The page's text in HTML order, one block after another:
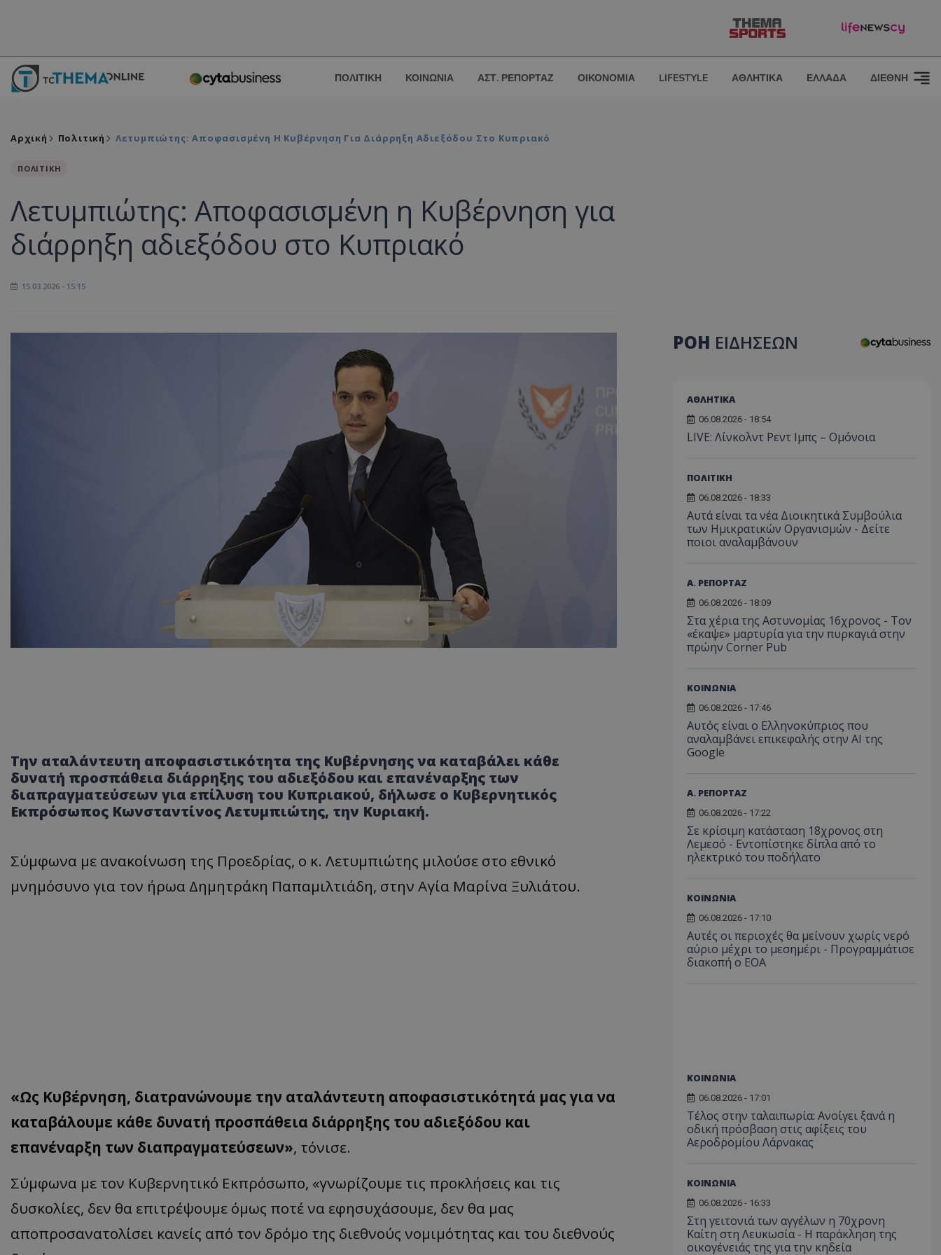
ΠΟΛΙΤΙΚΗ ΚΟΙΝΩΝΙΑ ΑΣΤ. ΡΕΠΟΡΤΑΖ ΟΙΚΟΝΟΜΙΑ LIFESTYLE ΑΘΛΗΤΙΚΑ ΕΛΛΑΔΑ ΔΙΕΘΝΗ
Αρχική Πολιτική Λετυμπιώτης: Αποφασισμένη Η Κυβέρνηση Για Διάρρηξη Αδιεξόδου Στο Κυπριακό
ΠΟΛΙΤΙΚΗ
Λετυμπιώτης: Αποφασισμένη η Κυβέρνηση για
διάρρηξη αδιεξόδου στο Κυπριακό
15.03.2026 - 15:15
Την αταλάντευτη αποφασιστικότητα της Κυβέρνησης να καταβάλει κάθε
δυνατή προσπάθεια διάρρηξης του αδιεξόδου και επανέναρξης των
διαπραγματεύσεων για επίλυση του Κυπριακού, δήλωσε ο Κυβερνητικός
Εκπρόσωπος Κωνσταντίνος Λετυμπιώτης, την Κυριακή.
Σύμφωνα με ανακοίνωση της Προεδρίας, ο κ. Λετυμπιώτης μιλούσε στο εθνικό
μνημόσυνο για τον ήρωα Δημητράκη Παπαμιλτιάδη, στην Αγία Μαρίνα Ξυλιάτου.
«Ως Κυβέρνηση, διατρανώνουμε την αταλάντευτη αποφασιστικότητά μας για να
καταβάλουμε κάθε δυνατή προσπάθεια διάρρηξης του αδιεξόδου και
επανέναρξη των διαπραγματεύσεων», τόνισε.
Σύμφωνα με τον Κυβερνητικό Εκπρόσωπο, «γνωρίζουμε τις προκλήσεις και τις
δυσκολίες, δεν θα επιτρέψουμε όμως ποτέ να εφησυχάσουμε, δεν θα μας
αποπροσανατολίσει κανείς από τον δρόμο της διεθνούς νομιμότητας και του διεθνούς
ΡΟΗ ΕΙΔΗΣΕΩΝ
ΑΘΛΗΤΙΚΑ
06.08.2026 - 18:54
LIVE: Λίνκολντ Ρεντ Ιμπς – Ομόνοια
ΠΟΛΙΤΙΚΗ
06.08.2026 - 18:33
Αυτά είναι τα νέα Διοικητικά Συμβούλια
των Ημικρατικών Οργανισμών - Δείτε
ποιοι αναλαμβάνουν
Α. ΡΕΠΟΡΤΑΖ
06.08.2026 - 18:09
Στα χέρια της Αστυνομίας 16χρονος - Τον
«έκαψε» μαρτυρία για την πυρκαγιά στην
πρώην Corner Pub
ΚΟΙΝΩΝΙΑ
06.08.2026 - 17:46
Αυτός είναι ο Ελληνοκύπριος που
αναλαμβάνει επικεφαλής στην ΑΙ της
Google
Α. ΡΕΠΟΡΤΑΖ
06.08.2026 - 17:22
Σε κρίσιμη κατάσταση 18χρονος στη
Λεμεσό - Εντοπίστηκε δίπλα από το
ηλεκτρικό του ποδήλατο
ΚΟΙΝΩΝΙΑ
06.08.2026 - 17:10
Αυτές οι περιοχές θα μείνουν χωρίς νερό
αύριο μέχρι το μεσημέρι - Προγραμμάτισε
διακοπή ο ΕΟΑ
ΚΟΙΝΩΝΙΑ
06.08.2026 - 17:01
Τέλος στην ταλαιπωρία: Ανοίγει ξανά η
οδική πρόσβαση στις αφίξεις του
Αεροδρομίου Λάρνακας
ΚΟΙΝΩΝΙΑ
06.08.2026 - 16:33
Στη γειτονιά των αγγέλων η 70χρονη
Καίτη στη Λευκωσία - Η παράκληση της
οικογένειάς της για την κηδεία